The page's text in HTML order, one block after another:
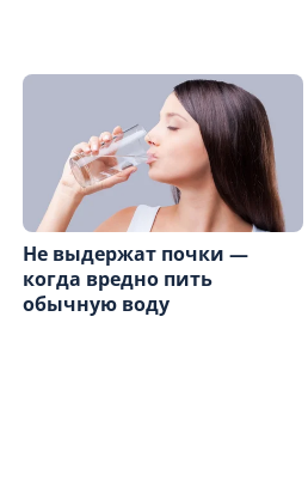
Не выдержат почки —
когда вредно пить
обычную воду